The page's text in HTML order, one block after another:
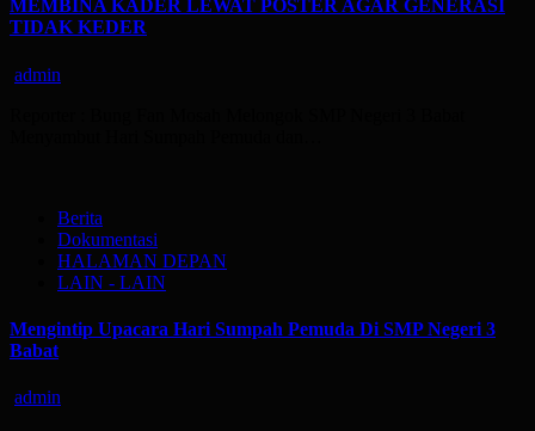
MEMBINA KADER LEWAT POSTER AGAR GENERASI
TIDAK KEDER
admin
Berita
Dokumentasi
HALAMAN DEPAN
LAIN - LAIN
Mengintip Upacara Hari Sumpah Pemuda Di SMP Negeri 3
Babat
admin